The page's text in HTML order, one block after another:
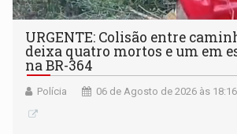
URGENTE: Colisão entre
deixa quatro mortos e um em
na BR-364
Polícia 06 de Agosto de 2026 às 18:16